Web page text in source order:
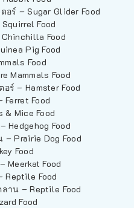
อร์ – Sugar Glider Food
Food
Food
Pig Food
Food
Mammals Food
ร์ – Hamster Food
Ferret Food
& Mice Food
Hedgehog Food
– Prairie Dog Food
Food
Meerkat Food
Reptile Food
าน – Reptile Food
Food